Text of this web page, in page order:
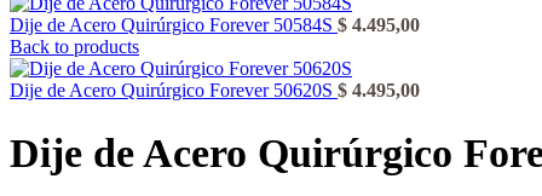
Dije de Acero Quirúrgico Forever 50584S $ 4.495,00
Back to products
Dije de Acero Quirúrgico Forever 50620S $ 4.495,00
Dije de Acero Quirúrgico